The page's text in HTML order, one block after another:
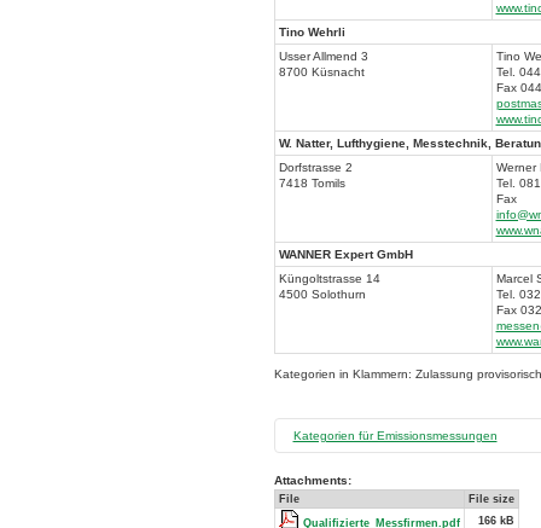
Tino Wehrli
Usser Allmend 3
8700 Küsnacht
Tino
Tel.
Fax
W. Natter, Lufthygiene, Messtechnik,
Dorfstrasse 2
7418 Tomils
Werner
Tel.
Fax
WANNER Expert GmbH
Küngoltstrasse 14
4500 Solothurn
Marcel
Tel.
Fax
Kategorien in Klammern: Zulassung provisorisch
Kategorien für Emissionsmessungen
Die Kategorien bzw. nötigen
1
Feuerungskontrolle
Attachments:
File
File size
Qualifizierte_Messfirmen.pdf
166 kB